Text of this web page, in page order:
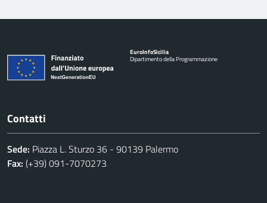
EuroInfoSicilia
Dipartimento della Programmazione
Contatti
Sede: Piazza L. Sturzo 36 - 90139 Palermo
Fax: (+39) 091-7070273